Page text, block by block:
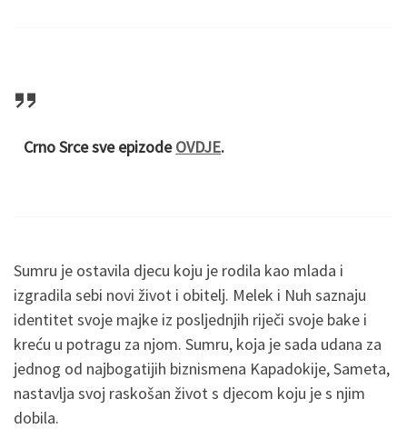
Crno Srce sve epizodeOVDJE.
Sumru je ostavila djecu koju je rodila kao mlada i
izgradila sebi novi život i obitelj. Melek i Nuh saznaju
identitet svoje majke iz posljednjih riječi svoje bake i
kreću u potragu za njom. Sumru, koja je sada udana za
jednog od najbogatijih biznismena Kapadokije, Sameta,
nastavlja svoj raskošan život s djecom koju je s njim
dobila.